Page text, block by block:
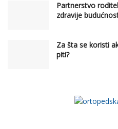
Partnerstvo
zdravije
Za šta se koristi
piti?